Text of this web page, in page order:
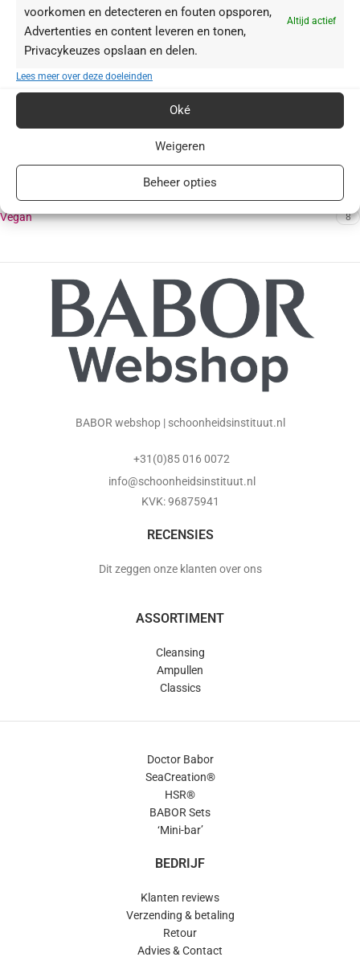
voorkomen en detecteren en fouten opsporen,
Advertenties en content leveren en tonen,
Privacykeuzes opslaan en delen.
Altijd actief
Lees meer over deze doeleinden
Oké
Weigeren
Beheer opties
Droge huid
Gevoelige huid
Onzuivere huid
Vegan 8
BABOR webshop | schoonheidsinstituut.nl
+31(0)85 016 0072
info@schoonheidsinstituut.nl
KVK: 96875941
RECENSIES
Dit zeggen onze klanten over ons
ASSORTIMENT
Cleansing
Ampullen
Classics
Doctor Babor
SeaCreation®
HSR®
BABOR Sets
‘Mini-bar’
BEDRIJF
Klanten reviews
Verzending & betaling
Retour
Advies & Contact